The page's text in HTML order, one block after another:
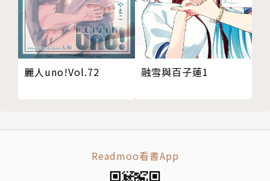
麗人uno!Vol.72 融雪與百子蓮1
Readmoo看書App